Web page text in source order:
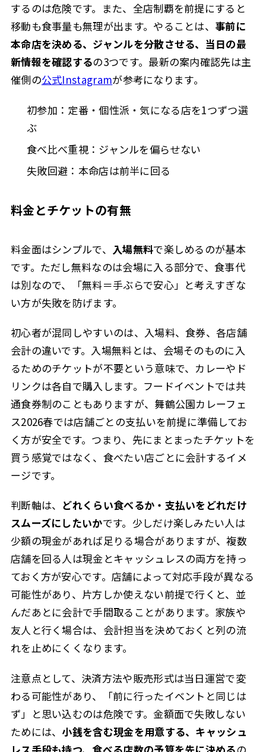
するのは危険です。また、全店制覇を前提にすると
移動も食事量も無理が出ます。やることは、 事前に
本命店を決める、ジャンルを分散させる、当日の最
新情報を確認するの3つです。最新の案内確認先は主
催側の公式Instagramが参考になります。
初参加：定番・個性派・気になる店を1つずつ選
ぶ
食べ比べ重視：ジャンルを偏らせない
失敗回避：本命店は前半に回る
料金とチケットの有無
料金面はシンプルで、 入場無料で楽しめるのが基本
です。ただし無料なのは会場に入る部分で、食事代
は別なので、「無料＝手ぶらで安心」と考えすぎな
い方が失敗を防げます。
初心者が混同しやすいのは、入場料、食券、各店舗
会計の違いです。入場無料とは、会場そのものに入
るためのチケットが不要という意味で、カレーやド
リンクは各自で購入します。フードイベントでは共
通食券制のこともありますが、舞鶴公園カレーフェ
ス2026春では店舗ごとの支払いを前提に準備してお
く方が安全です。つまり、先にまとまったチケットを
買う感覚ではなく、食べたい店ごとに会計するイメ
ージです。
判断軸は、 どれくらい食べるか・支払いをどれだけ
スムーズにしたいかです。少しだけ楽しみたい人は
少額の現金があれば足りる場合がありますが、複数
店舗を回る人は現金とキャッシュレスの両方を持っ
ておく方が安心です。店舗によって対応手段が異なる
可能性があり、片方しか使えない前提で行くと、並
んだあとに会計で手間取ることがあります。家族や
友人と行く場合は、会計担当を決めておくと列の流
れを止めにくくなります。
注意点として、決済方法や販売形式は当日運営で変
わる可能性があり、「前に行ったイベントと同じは
ず」と思い込むのは危険です。金額面で失敗しない
ためには、 小銭を含む現金を用意する、キャッシュ